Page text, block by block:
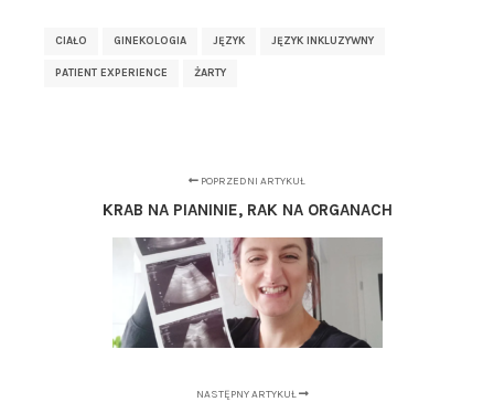
CIAŁO GINEKOLOGIA JĘZYK JĘZYK INKLUZYWNY
PATIENT EXPERIENCE ŻARTY
POPRZEDNI ARTYKUŁ
KRAB NA PIANINIE, RAK NA ORGANACH
NASTĘPNY ARTYKUŁ